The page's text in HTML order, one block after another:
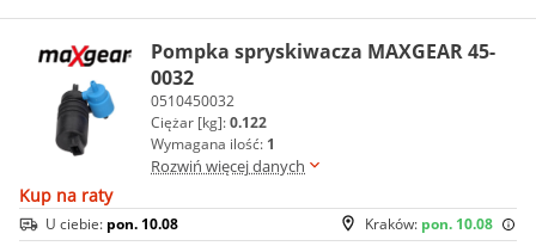
Pompka spryskiwacza MAXGEAR 45-
0032
0510450032
Ciężar [kg]:0.122
Wymagana ilość: 1
Rozwiń więcej danych
Kup na raty
Kraków: pon. 10.08
U ciebie: pon. 10.08